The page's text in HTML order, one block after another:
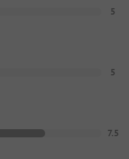
5
5
7.5